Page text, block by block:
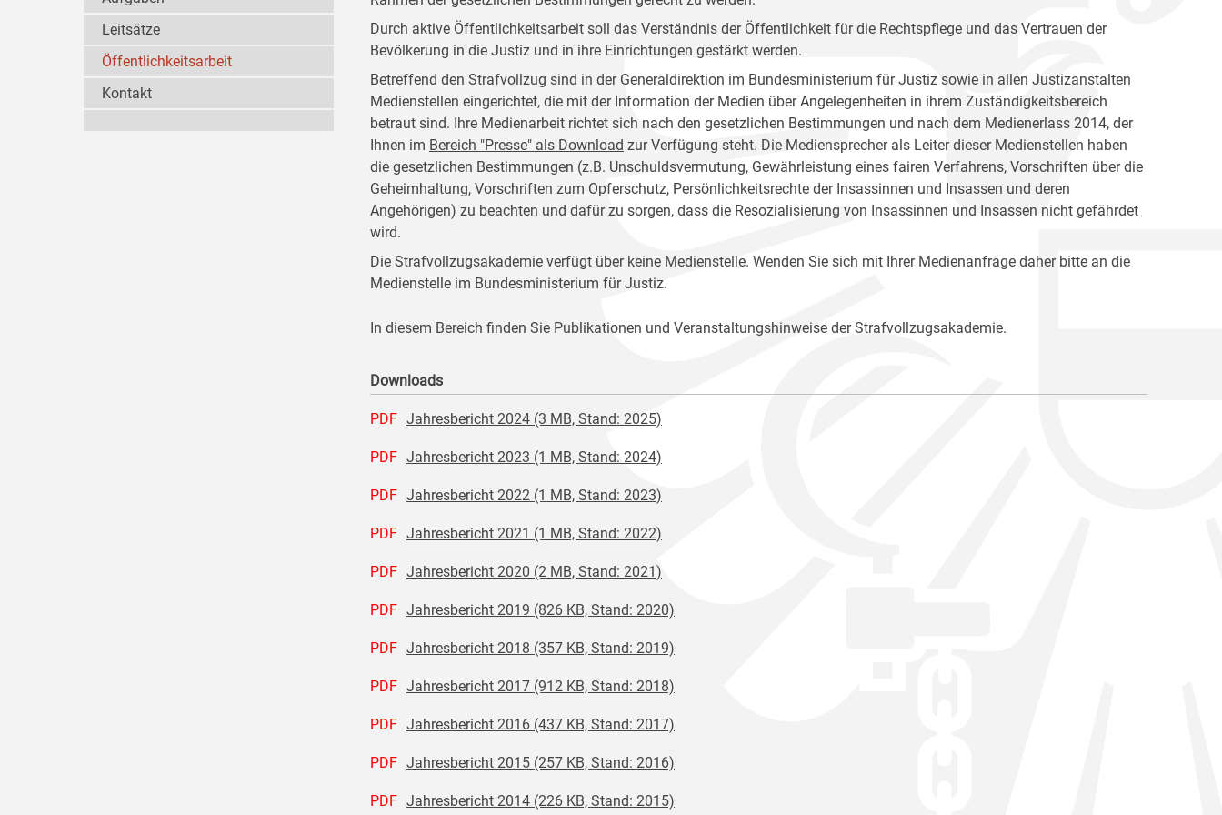
Durch aktive Öffentlichkeitsarbeit soll das Verständnis der Öffentlichkeit für die Rechtspflege und das Vertrauen der
Bevölkerung in die Justiz und in ihre Einrichtungen gestärkt werden.
Betreffend den Strafvollzug sind in der Generaldirektion im Bundesministerium für Justiz sowie in allen Justizanstalten
Medienstellen eingerichtet, die mit der Information der Medien über Angelegenheiten in ihrem Zuständigkeitsbereich
betraut sind. Ihre Medienarbeit richtet sich nach den gesetzlichen Bestimmungen und nach dem Medienerlass 2014, der
Ihnen im Bereich "Presse" als Download zur Verfügung steht. Die Mediensprecher als Leiter dieser Medienstellen haben
die gesetzlichen Bestimmungen (z.B. Unschuldsvermutung, Gewährleistung eines fairen Verfahrens, Vorschriften über die
Geheimhaltung, Vorschriften zum Opferschutz, Persönlichkeitsrechte der Insassinnen und Insassen und deren
Angehörigen) zu beachten und dafür zu sorgen, dass die Resozialisierung von Insassinnen und Insassen nicht gefährdet
wird.
Die Strafvollzugsakademie verfügt über keine Medienstelle. Wenden Sie sich mit Ihrer Medienanfrage daher bitte an die
Medienstelle im Bundesministerium für Justiz.
In diesem Bereich finden Sie Publikationen und Veranstaltungshinweise der Strafvollzugsakademie.
Downloads
PDF Jahresbericht 2024 (3 MB, Stand: 2025)
PDF Jahresbericht 2023 (1 MB, Stand: 2024)
PDF Jahresbericht 2022 (1 MB, Stand: 2023)
PDF Jahresbericht 2021 (1 MB, Stand: 2022)
PDF Jahresbericht 2020 (2 MB, Stand: 2021)
PDF Jahresbericht 2019 (826 KB, Stand: 2020)
PDF Jahresbericht 2018 (357 KB, Stand: 2019)
PDF Jahresbericht 2017 (912 KB, Stand: 2018)
PDF Jahresbericht 2016 (437 KB, Stand: 2017)
PDF Jahresbericht 2015 (257 KB, Stand: 2016)
PDF Jahresbericht 2014 (226 KB, Stand: 2015)
Leitsätze
Öffentlichkeitsarbeit
Kontakt